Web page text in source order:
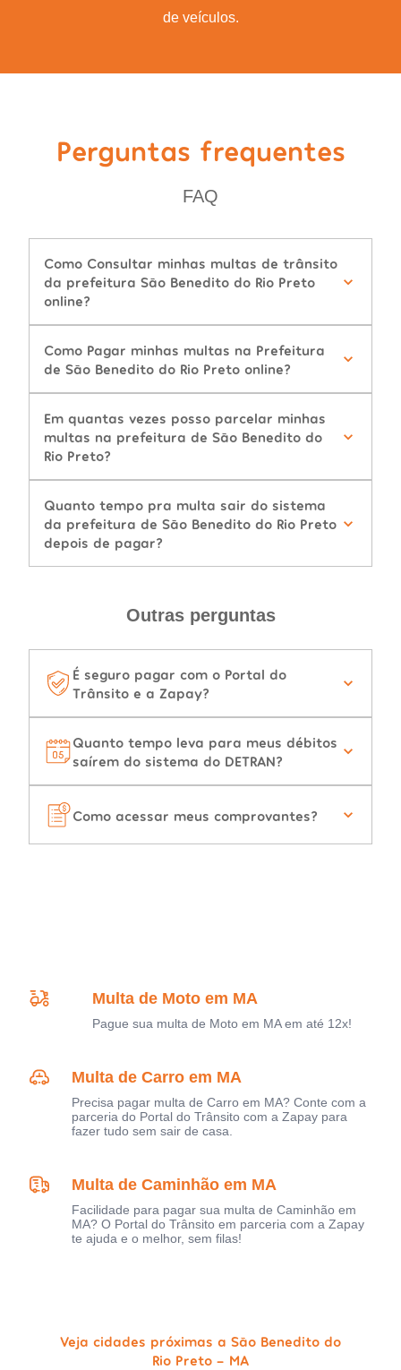
de veículos.
Perguntas frequentes
FAQ
Como Consultar minhas multas de trânsito
da prefeitura São Benedito do Rio Preto
online?
Como Pagar minhas multas na Prefeitura
de São Benedito do Rio Preto online?
Em quantas vezes posso parcelar minhas
multas na prefeitura de São Benedito do
Rio Preto?
Quanto tempo pra multa sair do sistema
da prefeitura de São Benedito do Rio Preto
depois de pagar?
Outras perguntas
É seguro pagar com o Portal do
Trânsito e a Zapay?
Quanto tempo leva para meus débitos
saírem do sistema do DETRAN?
Como acessar meus comprovantes?
Multa de Moto em MA
Pague sua multa de Moto em MA em até 12x!
Multa de Carro em MA
Precisa pagar multa de Carro em MA? Conte com a
parceria do Portal do Trânsito com a Zapay para
fazer tudo sem sair de casa.
Multa de Caminhão em MA
Facilidade para pagar sua multa de Caminhão em
MA? O Portal do Trânsito em parceria com a Zapay
te ajuda e o melhor, sem filas!
Veja cidades próximas a São Benedito do
Rio Preto - MA